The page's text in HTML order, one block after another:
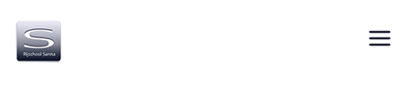
naar
de
Autorijschool in Nijverdal / Almelo